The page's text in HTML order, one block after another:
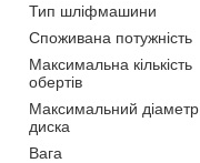
Тип шліфмашини
Споживана потужність
Максимальна кількість
обертів
Максимальний діаметр
диска
Вага